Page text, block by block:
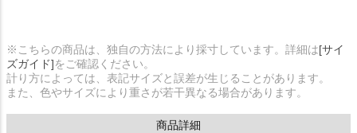
※こちらの商品は、独自の方法により採寸しています。詳細は[サイ
ズガイド]をご確認ください。
計り方によっては、表記サイズと誤差が生じることがあります。
また、色やサイズにより重さが若干異なる場合があります。
商品詳細